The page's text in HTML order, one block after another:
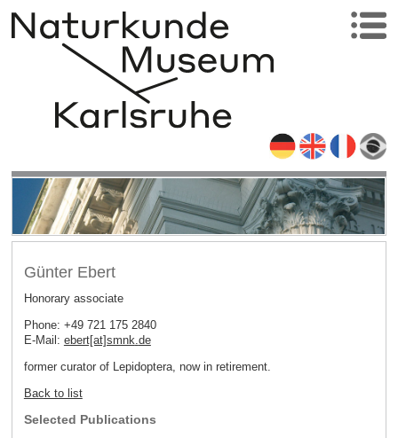
Günter Ebert
Honorary associate
Phone: +49 721 175 2840
E-Mail: ebert[at]smnk.de
former curator of Lepidoptera, now in retirement.
Back to list
Selected Publications